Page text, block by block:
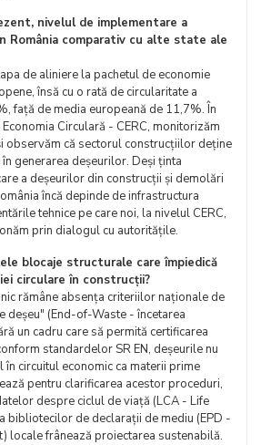
nivelul de implementare a
România comparativ cu alte state ale
de aliniere la pachetul de economie
însă cu o rată de circularitate a
față de media europeană de 11,7%. În
Circulară - CERC, monitorizăm
observăm că sectorul construcțiilor deține
generarea deșeurilor. Deși ținta
a deșeurilor din construcții și demolări
încă depinde de infrastructura
tehnice pe care noi, la nivelul CERC,
prin dialogul cu autoritățile.
blocaje structurale care împiedică
circulare în construcții?
rămâne absența criteriilor naționale de
deșeu" (End-of-Waste - încetarea
un cadru care să permită certificarea
standardelor SR EN, deșeurile nu
circuitul economic ca materii prime
pentru clarificarea acestor proceduri,
despre ciclul de viață (LCA - Life
bibliotecilor de declarații de mediu (EPD -
locale frânează proiectarea sustenabilă.